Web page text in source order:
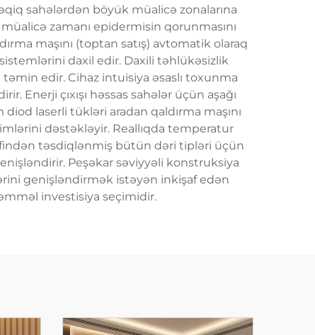
sahələrdən böyük müalicə zonalarına
zamanı epidermisin qorunmasını
maşını (toptan satış) avtomatik olaraq
daxil edir. Daxili təhlükəsizlik
təmin edir. Cihaz intuisiya əsaslı toxunma
Enerji çıxışı həssas sahələr üçün aşağı
laserli tükləri aradan qaldırma maşını
dəstəkləyir. Reallıqda temperatur
təsdiqlənmiş bütün dəri tipləri üçün
Peşəkar səviyyəli konstruksiya
genişləndirmək istəyən inkişaf edən
investisiya seçimidir.